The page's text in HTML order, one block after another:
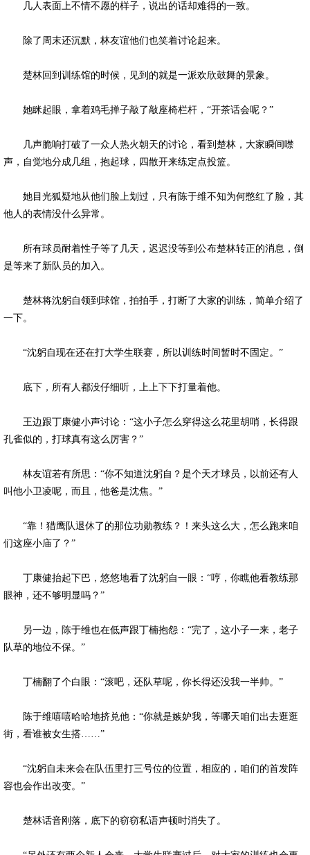
几人表面上不情不愿的样子，说出的话却难得的一致。
除了周末还沉默，林友谊他们也笑着讨论起来。
楚林回到训练馆的时候，见到的就是一派欢欣鼓舞的景象。
她眯起眼，拿着鸡毛掸子敲了敲座椅栏杆，“开茶话会呢？”
几声脆响打破了一众人热火朝天的讨论，看到楚林，大家瞬间噤
声，自觉地分成几组，抱起球，四散开来练定点投篮。
她目光狐疑地从他们脸上划过，只有陈于维不知为何憋红了脸，其
他人的表情没什么异常。
所有球员耐着性子等了几天，迟迟没等到公布楚林转正的消息，倒
是等来了新队员的加入。
楚林将沈躬自领到球馆，拍拍手，打断了大家的训练，简单介绍了
一下。
“沈躬自现在还在打大学生联赛，所以训练时间暂时不固定。”
底下，所有人都没仔细听，上上下下打量着他。
王边跟丁康健小声讨论：“这小子怎么穿得这么花里胡哨，长得跟
孔雀似的，打球真有这么厉害？”
林友谊若有所思：“你不知道沈躬自？是个天才球员，以前还有人
叫他小卫凌呢，而且，他爸是沈焦。”
“靠！猎鹰队退休了的那位功勋教练？！来头这么大，怎么跑来咱
们这座小庙了？”
丁康健抬起下巴，悠悠地看了沈躬自一眼：“哼，你瞧他看教练那
眼神，还不够明显吗？”
另一边，陈于维也在低声跟丁楠抱怨：“完了，这小子一来，老子
队草的地位不保。”
丁楠翻了个白眼：“滚吧，还队草呢，你长得还没我一半帅。”
陈于维嘻嘻哈哈地挤兑他：“你就是嫉妒我，等哪天咱们出去逛逛
街，看谁被女生搭……”
“沈躬自未来会在队伍里打三号位的位置，相应的，咱们的首发阵
容也会作出改变。”
楚林话音刚落，底下的窃窃私语声顿时消失了。